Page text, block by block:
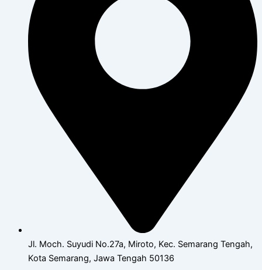
Jl. Moch. Suyudi No.27a, Miroto, Kec. Semarang Tengah,
Kota Semarang, Jawa Tengah 50136